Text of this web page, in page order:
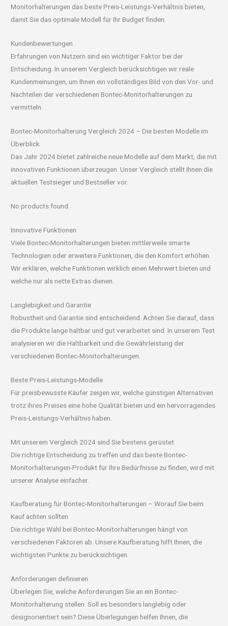
Monitorhalterungen das beste Preis-Leistungs-Verhältnis bieten,
damit Sie das optimale Modell für Ihr Budget finden.
Kundenbewertungen
Erfahrungen von Nutzern sind ein wichtiger Faktor bei der
Entscheidung. In unserem Vergleich berücksichtigen wir reale
Kundenmeinungen, um Ihnen ein vollständiges Bild von den Vor- und
Nachteilen der verschiedenen Bontec-Monitorhalterungen zu
vermitteln.
Bontec-Monitorhalterung Vergleich 2024 – Die besten Modelle im
Überblick
Das Jahr 2024 bietet zahlreiche neue Modelle auf dem Markt, die mit
innovativen Funktionen überzeugen. Unser Vergleich stellt Ihnen die
aktuellen Testsieger und Bestseller vor.
No products found.
Innovative Funktionen
Viele Bontec-Monitorhalterungen bieten mittlerweile smarte
Technologien oder erweitere Funktionen, die den Komfort erhöhen.
Wir erklären, welche Funktionen wirklich einen Mehrwert bieten und
welche nur als nette Extras dienen.
Langlebigkeit und Garantie
Robustheit und Garantie sind entscheidend. Achten Sie darauf, dass
die Produkte lange haltbar und gut verarbeitet sind. In unserem Test
analysieren wir die Haltbarkeit und die Gewährleistung der
verschiedenen Bontec-Monitorhalterungen.
Beste Preis-Leistungs-Modelle
Für preisbewusste Käufer zeigen wir, welche günstigen Alternativen
trotz ihres Preises eine hohe Qualität bieten und ein hervorragendes
Preis-Leistungs-Verhältnis haben.
Mit unserem Vergleich 2024 sind Sie bestens gerüstet
Die richtige Entscheidung zu treffen und das beste Bontec-
Monitorhalterungen-Produkt für Ihre Bedürfnisse zu finden, wird mit
unserer Analyse einfacher.
Kaufberatung für Bontec-Monitorhalterungen – Worauf Sie beim
Kauf achten sollten
Die richtige Wahl bei Bontec-Monitorhalterungen hängt von
verschiedenen Faktoren ab. Unsere Kaufberatung hilft Ihnen, die
wichtigsten Punkte zu berücksichtigen.
Anforderungen definieren
Überlegen Sie, welche Anforderungen Sie an ein Bontec-
Monitorhalterung stellen. Soll es besonders langlebig oder
designorientiert sein? Diese Überlegungen helfen Ihnen, die